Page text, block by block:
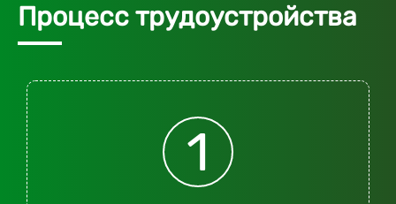
Процесс трудоустройства
1